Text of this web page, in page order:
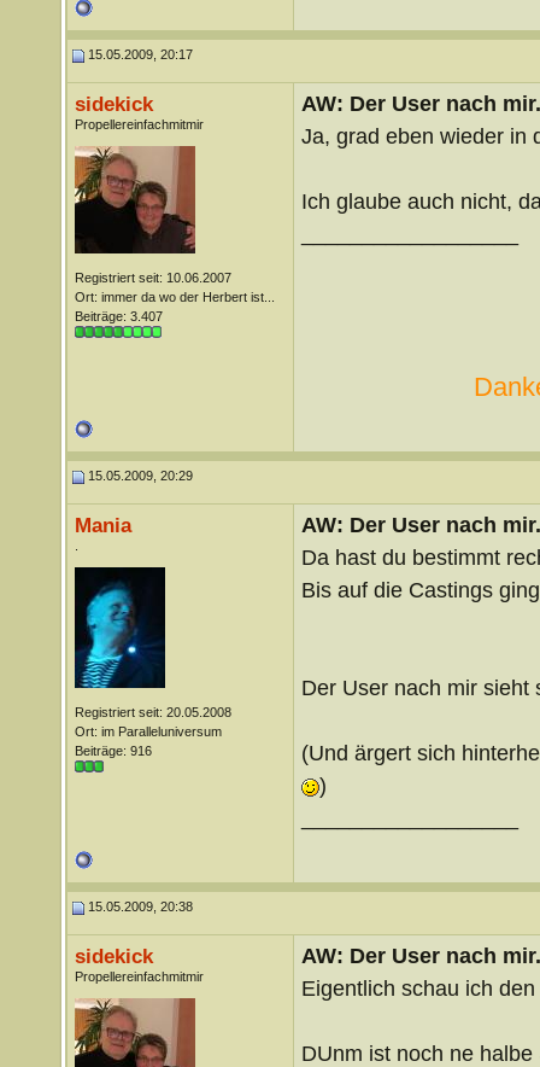
15.05.2009, 20:17
sidekick
Propellereinfachmitmir
Registriert seit: 10.06.2007
Ort: immer da wo der Herbert ist...
Beiträge: 3.407
AW: Der User nach
Ja, grad eben wieder in
Ich glaube auch nicht,
15.05.2009, 20:29
Mania
Registriert seit: 20.05.2008
Ort: im Paralleluniversum
Beiträge: 916
AW: Der User nach
Da hast du bestimmt
Bis auf die Castings
Der User nach mir sieht
(Und ärgert sich
)
15.05.2009, 20:38
sidekick
Propellereinfachmitmir
AW: Der User nach
Eigentlich schau ich
DUnm ist noch ne